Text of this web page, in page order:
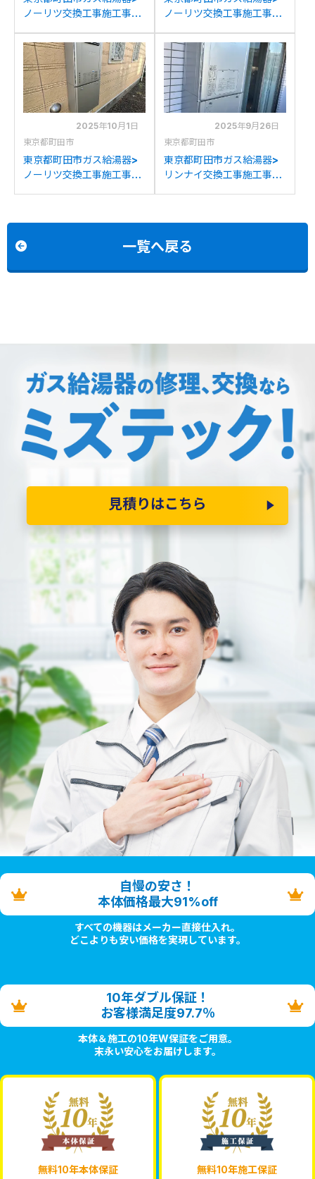
ノーリツ交換工事施工事
K2400SAW2-6からノー
リツGTH-C2460AW3H-
1 BLへの交換
ノーリツ交換工事施工事
C2431SAWXからノーリ
ツGT-C2472SAW BLへの
交換
2025年10月1日
東京都町田市
東京都町田市ガス給湯器>
ノーリツ交換工事施工事
2025年9月26日
東京都町田市
東京都町田市ガス給湯器>
リンナイ交換工事施工事
一覧へ戻る
見積りはこちら
自慢の安さ！
本体価格最大91%off
すべての機器はメーカー直接仕入れ。
どこよりも安い価格を実現しています。
10年ダブル保証！
お客様満足度97.7％
本体＆施工の10年W保証をご用意。
末永い安心をお届けします。
無料10年本体保証 無料10年施工保証